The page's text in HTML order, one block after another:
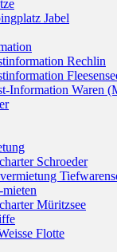
Jabel
Rechlin
Information Waren
Schroeder
Müritzsee
Flotte